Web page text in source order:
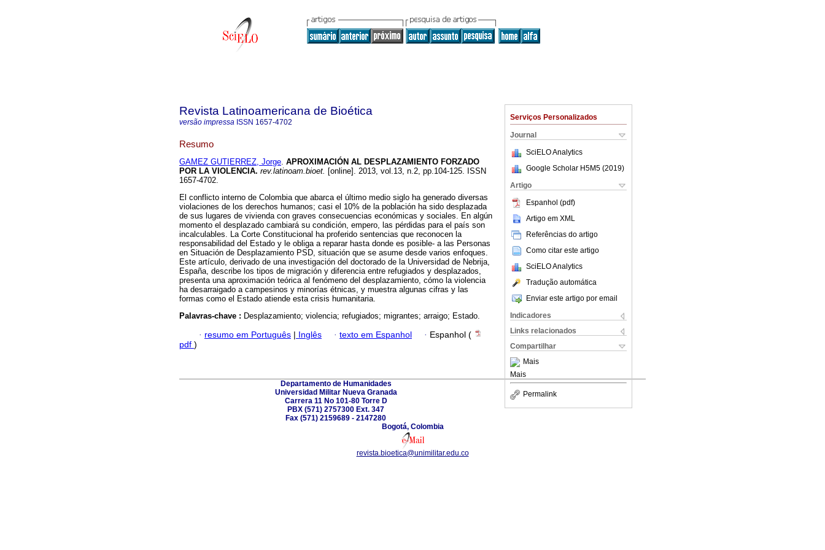
Serviços Personalizados
Journal
SciELO Analytics
Google Scholar H5M5 (2019)
Artigo
Espanhol (pdf)
Artigo em XML
Referências do artigo
Como citar este artigo
SciELO Analytics
Tradução automática
Enviar este artigo por email
Indicadores
Links relacionados
Compartilhar
Mais
Mais
Permalink
Revista Latinoamericana de Bioética
versão impressa ISSN 1657-4702
Resumo
GAMEZ GUTIERREZ, Jorge. APROXIMACIÓN AL DESPLAZAMIENTO FORZADO
POR LA VIOLENCIA. rev.latinoam.bioet. [online]. 2013, vol.13, n.2, pp.104-125. ISSN
1657-4702.
El conflicto interno de Colombia que abarca el último medio siglo ha generado diversas
violaciones de los derechos humanos; casi el 10% de la población ha sido desplazada
de sus lugares de vivienda con graves consecuencias económicas y sociales. En algún
momento el desplazado cambiará su condición, empero, las pérdidas para el país son
incalculables. La Corte Constitucional ha proferido sentencias que reconocen la
responsabilidad del Estado y le obliga a reparar hasta donde es posible- a las Personas
en Situación de Desplazamiento PSD, situación que se asume desde varios enfoques.
Este artículo, derivado de una investigación del doctorado de la Universidad de Nebrija,
España, describe los tipos de migración y diferencia entre refugiados y desplazados,
presenta una aproximación teórica al fenómeno del desplazamiento, cómo la violencia
ha desarraigado a campesinos y minorías étnicas, y muestra algunas cifras y las
formas como el Estado atiende esta crisis humanitaria.
Palavras-chave : Desplazamiento; violencia; refugiados; migrantes; arraigo; Estado.
· resumo em Português | Inglês · texto em Espanhol · Espanhol (
pdf )
Departamento de Humanidades
Universidad Militar Nueva Granada
Carrera 11 No 101-80 Torre D
PBX (571) 2757300 Ext. 347
Fax (571) 2159689 - 2147280
Bogotá, Colombia
revista.bioetica@unimilitar.edu.co